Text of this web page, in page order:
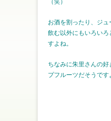
お酒を割ったり、ジ
飲む以外にもいろい
すよね。
ちなみに朱里さんの
プフルーツだそうです